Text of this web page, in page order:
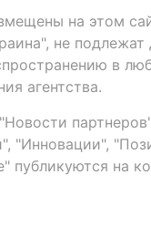
на этом
не
в
агентства.
"Инновации",
публикуются на